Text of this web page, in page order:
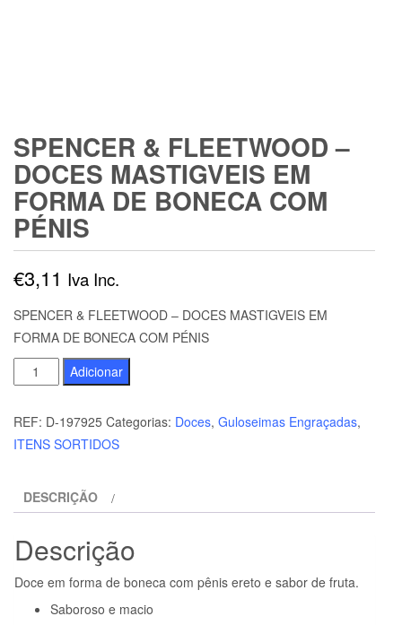
SPENCER & FLEETWOOD –
DOCES MASTIGVEIS EM
FORMA DE BONECA COM
PÉNIS
€3,11 Iva Inc.
SPENCER & FLEETWOOD – DOCES MASTIGVEIS EM
FORMA DE BONECA COM PÉNIS
Quantidade
de
SPENCER
&
DOCES
EM
DE
BONECA
Adicionar
REF: D-197925 Categorias: Doces, Guloseimas Engraçadas,
ITENS SORTIDOS
DESCRIÇÃO
Descrição
Doce em forma de boneca com pênis ereto e sabor de fruta.
Saboroso e macio